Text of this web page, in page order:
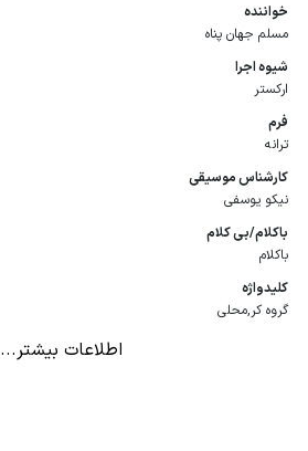
خواننده
مسلم جهان پناه
شیوه اجرا
ارکستر
فرم
ترانه
كارشناس موسیقی
نیکو یوسفی
باكلام/بی كلام
باکلام
كلیدواژه
گروه کر,محلی
اطلاعات بیشتر...